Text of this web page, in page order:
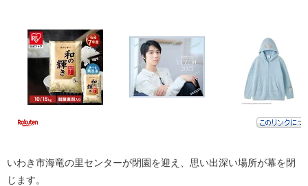
いわき市海竜の里センターが閉園を迎え、思い出深い場所が幕を閉
じます。